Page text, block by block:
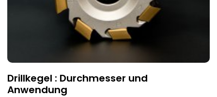
Drillkegel : Durchmesser und
Anwendung